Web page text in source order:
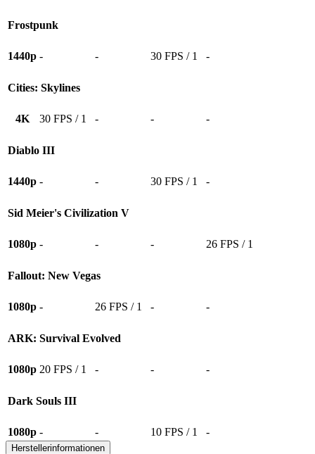
Frostpunk
1440p - - 30 FPS / 1 -
Cities: Skylines
4K 30 FPS / 1 - - -
Diablo III
1440p - - 30 FPS / 1 -
Sid Meier's Civilization V
1080p - - - 26 FPS / 1
Fallout: New Vegas
1080p - 26 FPS / 1 - -
ARK: Survival Evolved
1080p 20 FPS / 1 - - -
Dark Souls III
1080p - - 10 FPS / 1 -
Herstellerinformationen